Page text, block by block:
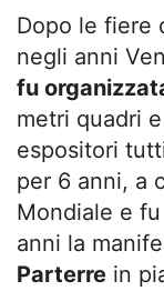
Dopo le fiere
negli anni
fu
metri quadri
espositori
per 6 anni, a
Mondiale e fu
anni la
Parterre in